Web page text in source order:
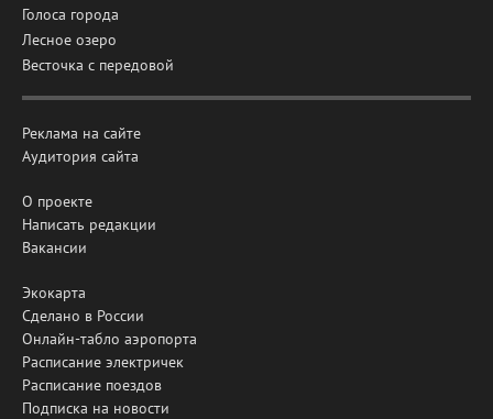
Голоса города
Лесное озеро
Весточка с передовой
Реклама на сайте
Аудитория сайта
О проекте
Написать редакции
Вакансии
Экокарта
Сделано в России
Онлайн-табло аэропорта
Расписание электричек
Расписание поездов
Подписка на новости